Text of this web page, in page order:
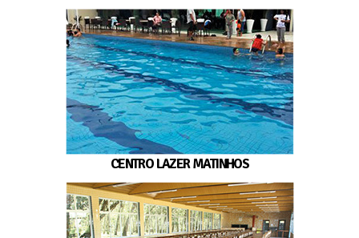
CENTRO LAZER MATINHOS